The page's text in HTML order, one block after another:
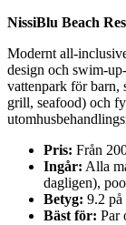
NissiBlu Beach
Modernt all-
design och swim-
vattenpark för barn,
grill, seafood) och
Pris: Från
Ingår: Alla
dagligen),
Betyg: 9.2
Bäst för: Par